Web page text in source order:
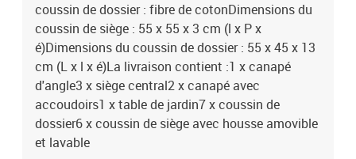
coussin de dossier : fibre de cotonDimensions du
coussin de siège : 55 x 55 x 3 cm (l x P x
é)Dimensions du coussin de dossier : 55 x 45 x 13
cm (L x l x é)La livraison contient :1 x canapé
d'angle3 x siège central2 x canapé avec
accoudoirs1 x table de jardin7 x coussin de
dossier6 x coussin de siège avec housse amovible
et lavable